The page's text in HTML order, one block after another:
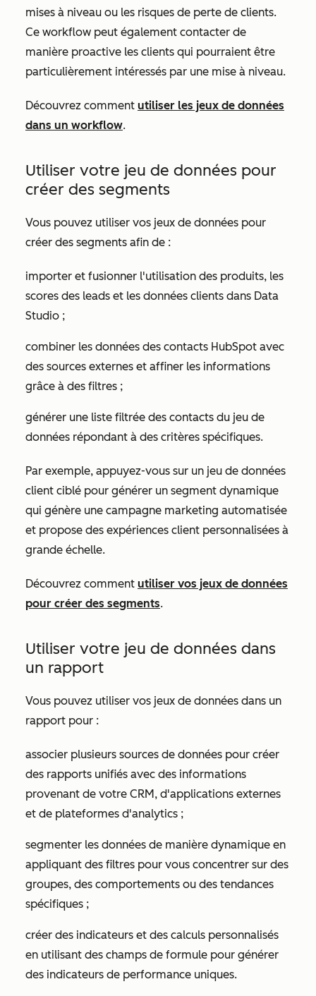
mises à niveau ou les risques de perte de clients.
Ce workflow peut également contacter de
manière proactive les clients qui pourraient être
particulièrement intéressés par une mise à niveau.
Découvrez comment utiliser les jeux de données
dans un workflow.
Utiliser votre jeu de données pour
créer des segments
Vous pouvez utiliser vos jeux de données pour
créer des segments afin de :
importer et fusionner l'utilisation des produits, les
scores des leads et les données clients dans Data
Studio ;
combiner les données des contacts HubSpot avec
des sources externes et affiner les informations
grâce à des filtres ;
générer une liste filtrée des contacts du jeu de
données répondant à des critères spécifiques.
Par exemple, appuyez-vous sur un jeu de données
client ciblé pour générer un segment dynamique
qui génère une campagne marketing automatisée
et propose des expériences client personnalisées à
grande échelle.
Découvrez comment utiliser vos jeux de données
pour créer des segments.
Utiliser votre jeu de données dans
un rapport
Vous pouvez utiliser vos jeux de données dans un
rapport pour :
associer plusieurs sources de données pour créer
des rapports unifiés avec des informations
provenant de votre CRM, d'applications externes
et de plateformes d'analytics ;
segmenter les données de manière dynamique en
appliquant des filtres pour vous concentrer sur des
groupes, des comportements ou des tendances
spécifiques ;
créer des indicateurs et des calculs personnalisés
en utilisant des champs de formule pour générer
des indicateurs de performance uniques.